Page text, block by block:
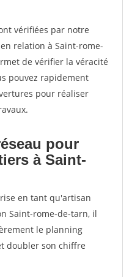
vérifiées par notre
relation à Saint-rome-
de vérifier la véracité
pouvez rapidement
pour réaliser
pour
à Saint-
en tant qu'artisan
Saint-rome-de-tarn, il
le planning
doubler son chiffre